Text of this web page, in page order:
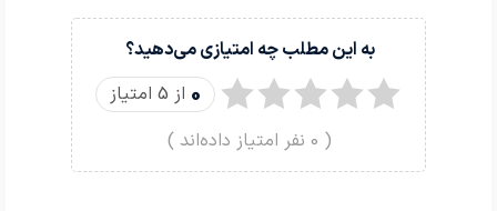
به این مطلب چه امتیازی می‌دهید؟
0 از 5 امتیاز
(
0 نفر امتیاز داده‌اند )